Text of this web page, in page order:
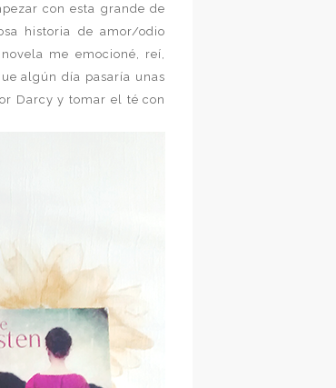
con esta grande de
historia de amor/odio
me emocioné, reí,
algún día pasaría unas
Darcy y tomar el té con